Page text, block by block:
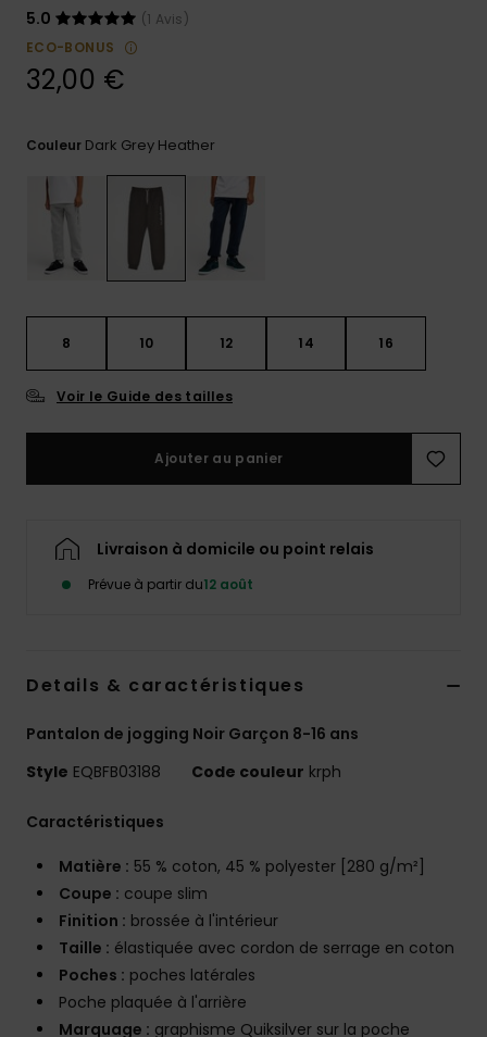
conversation
fréquentes et
formulaire
de contact.
Consulter
la FAQ
LISTE DE
SOUHAITS
5.0
(1 Avis)
ECO-BONUS
32,00 €
Couleur Dark Grey Heather
8 10 12 14 16
Voir le Guide des tailles
Ajouter au panier
Livraison à domicile ou point relais
Prévue à partir du12 août
Details & caractéristiques
Pantalon de jogging Noir Garçon 8-16 ans
Style EQBFB03188 Code couleur krph
Caractéristiques
Matière : 55 % coton, 45 % polyester [280 g/m²]
Coupe : coupe slim
Finition : brossée à l'intérieur
Taille : élastiquée avec cordon de serrage en coton
Poches : poches latérales
Poche plaquée à l'arrière
Marquage : graphisme Quiksilver sur la poche